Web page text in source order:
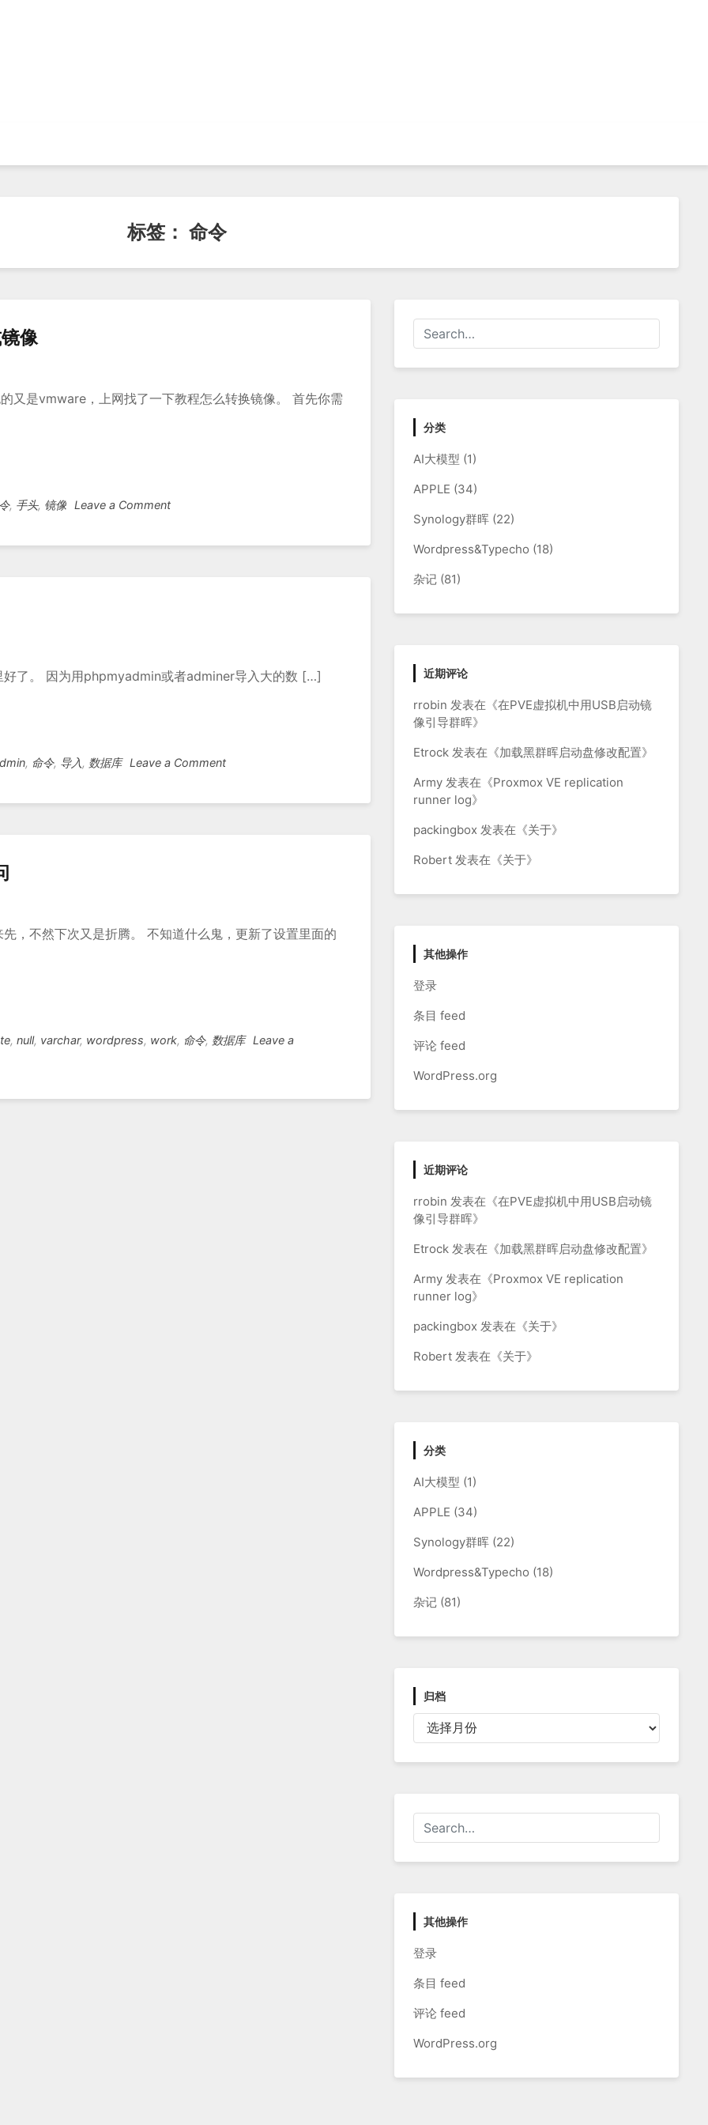
标签： 命令
像
又是vmware，上网找了一下教程怎么转换镜像。 首先你需
, 手头, 镜像 Leave a Commenton
img
格
好了。 因为用phpmyadmin或者adminer导入大的数 […]
, 命令, 导入, 数据库 Leave a Commenton
，不然下次又是折腾。 不知道什么鬼，更新了设置里面的
, null, varchar, wordpress, work, 命令, 数据库 Leave a
分类
AI大模型 (1)
APPLE (34)
Synology群晖 (22)
Wordpress&Typecho (18)
杂记 (81)
近期评论
rrobin 发表在《在PVE虚拟机中用USB启动镜
像引导群晖》
Etrock 发表在《加载黑群晖启动盘修改配置》
Army 发表在《Proxmox VE replication
runner log》
packingbox 发表在《关于》
Robert 发表在《关于》
其他操作
登录
条目 feed
评论 feed
WordPress.org
近期评论
rrobin 发表在《在PVE虚拟机中用USB启动镜
像引导群晖》
Etrock 发表在《加载黑群晖启动盘修改配置》
Army 发表在《Proxmox VE replication
runner log》
packingbox 发表在《关于》
Robert 发表在《关于》
分类
AI大模型 (1)
APPLE (34)
Synology群晖 (22)
Wordpress&Typecho (18)
杂记 (81)
归档
档
其他操作
登录
条目 feed
评论 feed
WordPress.org